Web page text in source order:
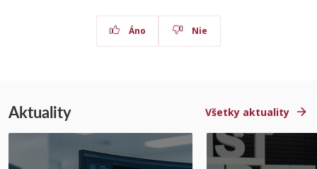
Áno Nie
Aktuality Všetky aktuality